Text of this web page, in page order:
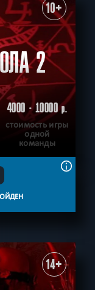
10+
2
4000 - 10000р.
стоимость игры
одной
команды
14+